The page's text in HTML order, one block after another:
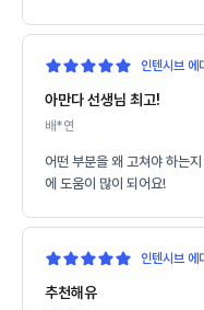
인텐시브 에
아만다 선생님 최고!
배*연
어떤 부분을 왜 고쳐야 하는
에 도움이 많이 되어요!
인텐시브 에
추천해유